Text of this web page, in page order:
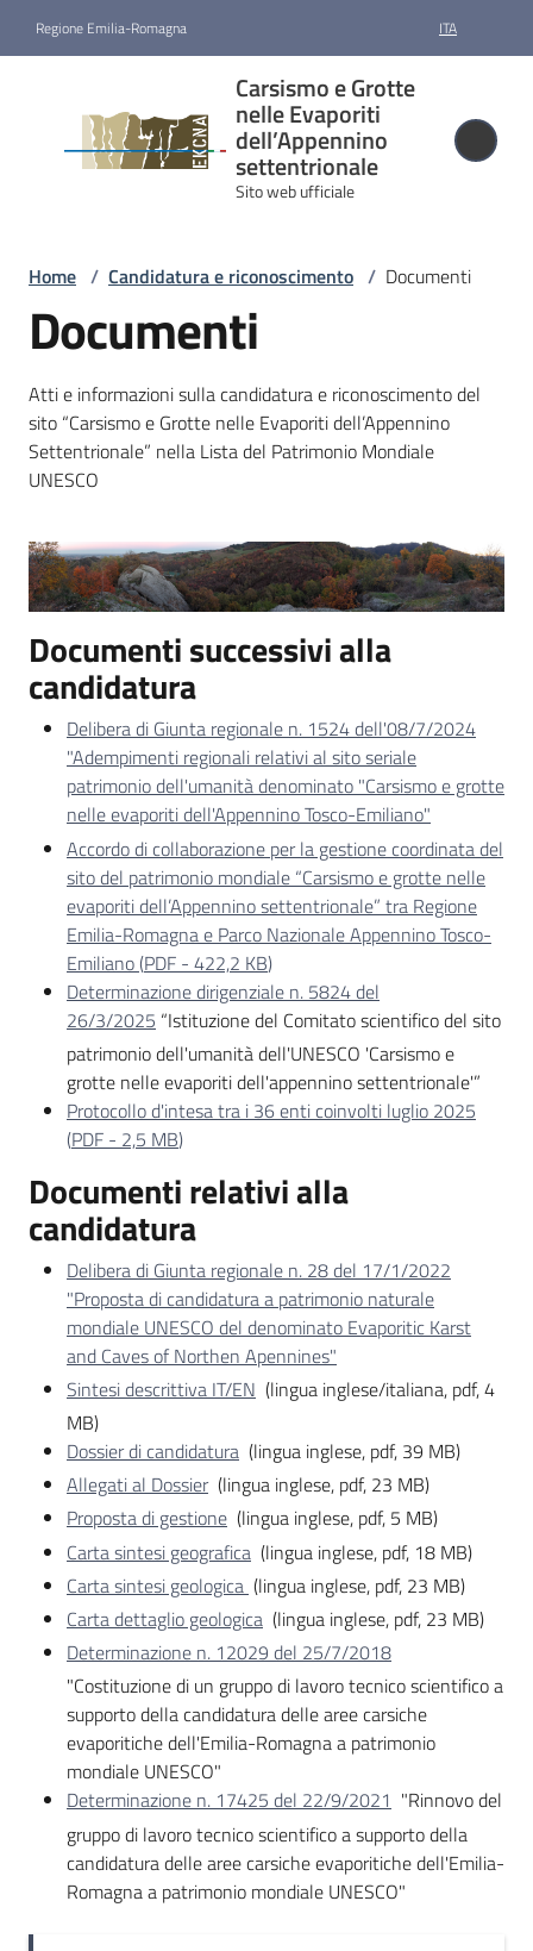
Regione Emilia-Romagna ITA
Carsismo e Grotte
nelle Evaporiti
dell’Appennino
settentrionale
Sito web ufficiale
Carsismo e
Grotte nelle
Evaporiti
dell’Appennino
settentrionale
Candidatura
e
riconoscimento
Menu selezionato
Gestione
Comunicazione
Home / Candidatura e riconoscimento / Documenti
Documenti
Atti e informazioni sulla candidatura e riconoscimento del
sito “Carsismo e Grotte nelle Evaporiti dell’Appennino
Settentrionale” nella Lista del Patrimonio Mondiale
UNESCO
Documenti successivi alla
candidatura
Delibera di Giunta regionale n. 1524 dell'08/7/2024
"Adempimenti regionali relativi al sito seriale
patrimonio dell'umanità denominato "Carsismo e grotte
nelle evaporiti dell'Appennino Tosco-Emiliano"
Accordo di collaborazione per la gestione coordinata del
sito del patrimonio mondiale “Carsismo e grotte nelle
evaporiti dell’Appennino settentrionale” tra Regione
Emilia-Romagna e Parco Nazionale Appennino Tosco-
Emiliano (PDF - 422,2 KB)
Determinazione dirigenziale n. 5824 del
26/3/2025 “Istituzione del Comitato scientifico del sito
patrimonio dell'umanità dell'UNESCO 'Carsismo e
grotte nelle evaporiti dell'appennino settentrionale'”
Protocollo d'intesa tra i 36 enti coinvolti luglio 2025
(PDF - 2,5 MB)
Documenti relativi alla
candidatura
Delibera di Giunta regionale n. 28 del 17/1/2022
"Proposta di candidatura a patrimonio naturale
mondiale UNESCO del denominato Evaporitic Karst
and Caves of Northen Apennines"
Sintesi descrittiva IT/EN (lingua inglese/italiana, pdf, 4
MB)
Dossier di candidatura (lingua inglese, pdf, 39 MB)
Allegati al Dossier (lingua inglese, pdf, 23 MB)
Proposta di gestione (lingua inglese, pdf, 5 MB)
Carta sintesi geografica (lingua inglese, pdf, 18 MB)
Carta sintesi geologica (lingua inglese, pdf, 23 MB)
Carta dettaglio geologica (lingua inglese, pdf, 23 MB)
Determinazione n. 12029 del 25/7/2018
"Costituzione di un gruppo di lavoro tecnico scientifico a
supporto della candidatura delle aree carsiche
evaporitiche dell'Emilia-Romagna a patrimonio
mondiale UNESCO"
Determinazione n. 17425 del 22/9/2021 "Rinnovo del
gruppo di lavoro tecnico scientifico a supporto della
candidatura delle aree carsiche evaporitiche dell'Emilia-
Romagna a patrimonio mondiale UNESCO"